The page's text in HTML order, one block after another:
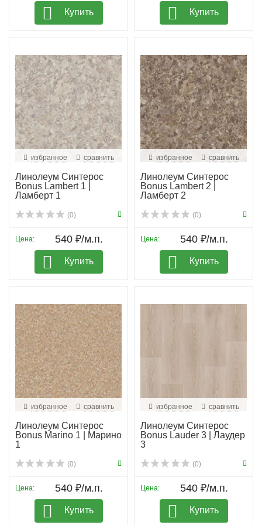
Купить Купить
избранное сравнить
Линолеум Синтерос
Bonus Lambert 1 |
Ламберт 1
(0)
Цена: 540 ₽/м.п.
Купить
избранное сравнить
Линолеум Синтерос
Bonus Lambert 2 |
Ламберт 2
(0)
Цена: 540 ₽/м.п.
Купить
избранное сравнить
Линолеум Синтерос
Bonus Marino 1 | Марино
1
(0)
Цена: 540 ₽/м.п.
Купить
избранное сравнить
Линолеум Синтерос
Bonus Lauder 3 | Лаудер
3
(0)
Цена: 540 ₽/м.п.
Купить